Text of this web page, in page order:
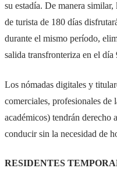
su estadía. De manera
de turista de 180 días
durante el mismo período,
salida transfronteriza en el día
Los nómadas digitales y
comerciales, profesionales de
académicos) tendrán derecho
conducir sin la necesidad de
RESIDENTES